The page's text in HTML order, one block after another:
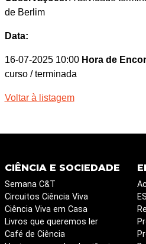
de Berlim
Data:
16-07-2025 10:00 Hora de
curso / terminada
Voltar à listagem
CIÊNCIA E SOCIEDADE
Semana C&T
Circuitos Ciência Viva
Ciência Viva em Casa
Livros que queremos ler
Café de Ciência